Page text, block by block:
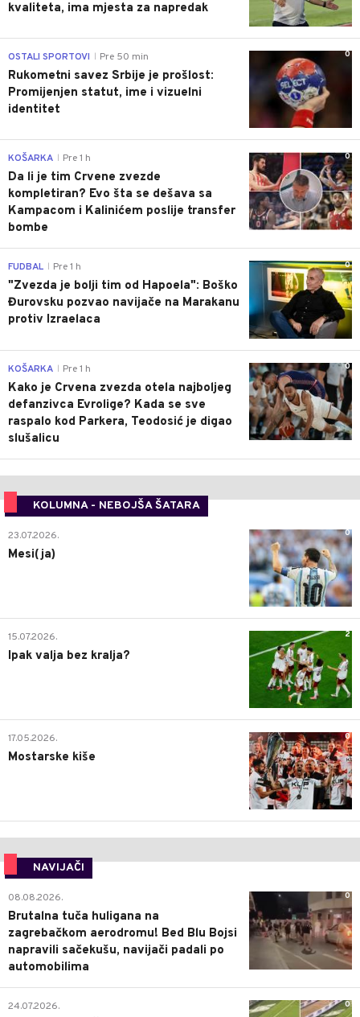
kvaliteta, ima mjesta za napredak
0
OSTALI SPORTOVI Pre 50 min
Rukometni savez Srbije je prošlost:
Promijenjen statut, ime i vizuelni
identitet
0
KOŠARKA Pre 1 h
Da li je tim Crvene zvezde
kompletiran? Evo šta se dešava sa
Kampacom i Kalinićem poslije transfer
bombe
0
FUDBAL Pre 1 h
"Zvezda je bolji tim od Hapoela": Boško
Đurovsku pozvao navijače na Marakanu
protiv Izraelaca
0
KOŠARKA Pre 1 h
Kako je Crvena zvezda otela najboljeg
defanzivca Evrolige? Kada se sve
raspalo kod Parkera, Teodosić je digao
slušalicu
KOLUMNA - NEBOJŠA ŠATARA
0
23.07.2026.
Mesi(ja)
2
15.07.2026.
Ipak valja bez kralja?
0
17.05.2026.
Mostarske kiše
NAVIJAČI
0
08.08.2026.
Brutalna tuča huligana na
zagrebačkom aerodromu! Bed Blu Bojsi
napravili sačekušu, navijači padali po
automobilima
0
24.07.2026.